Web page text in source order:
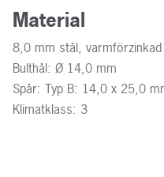
Material
8,0 mm stål,
Bulthål: Ø 14,0 mm
Spår: Typ B: 14,0 x 25,0
Klimatklass: 3